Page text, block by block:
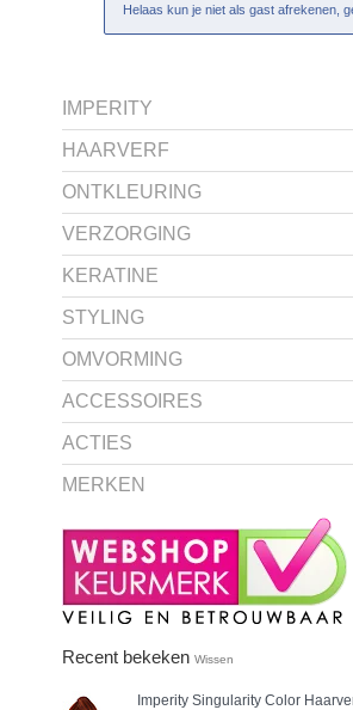
Helaas kun je niet als gast afrekenen,
IMPERITY
HAARVERF
ONTKLEURING
VERZORGING
KERATINE
STYLING
OMVORMING
ACCESSOIRES
ACTIES
MERKEN
Recent bekeken Wissen
ImperitySingularity Color